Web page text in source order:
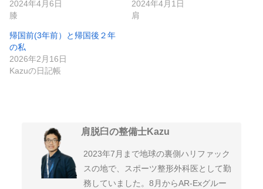
2024年4月6日
膝
2024年4月1日
肩
帰国前(3年前）と帰国後２年
の私
2026年2月16日
Kazuの日記帳
肩脱臼の整備士Kazu
2023年7月まで地球の裏側ハリファック
スの地で、スポーツ整形外科医として勤
務していました。8月からAR-Exグルー